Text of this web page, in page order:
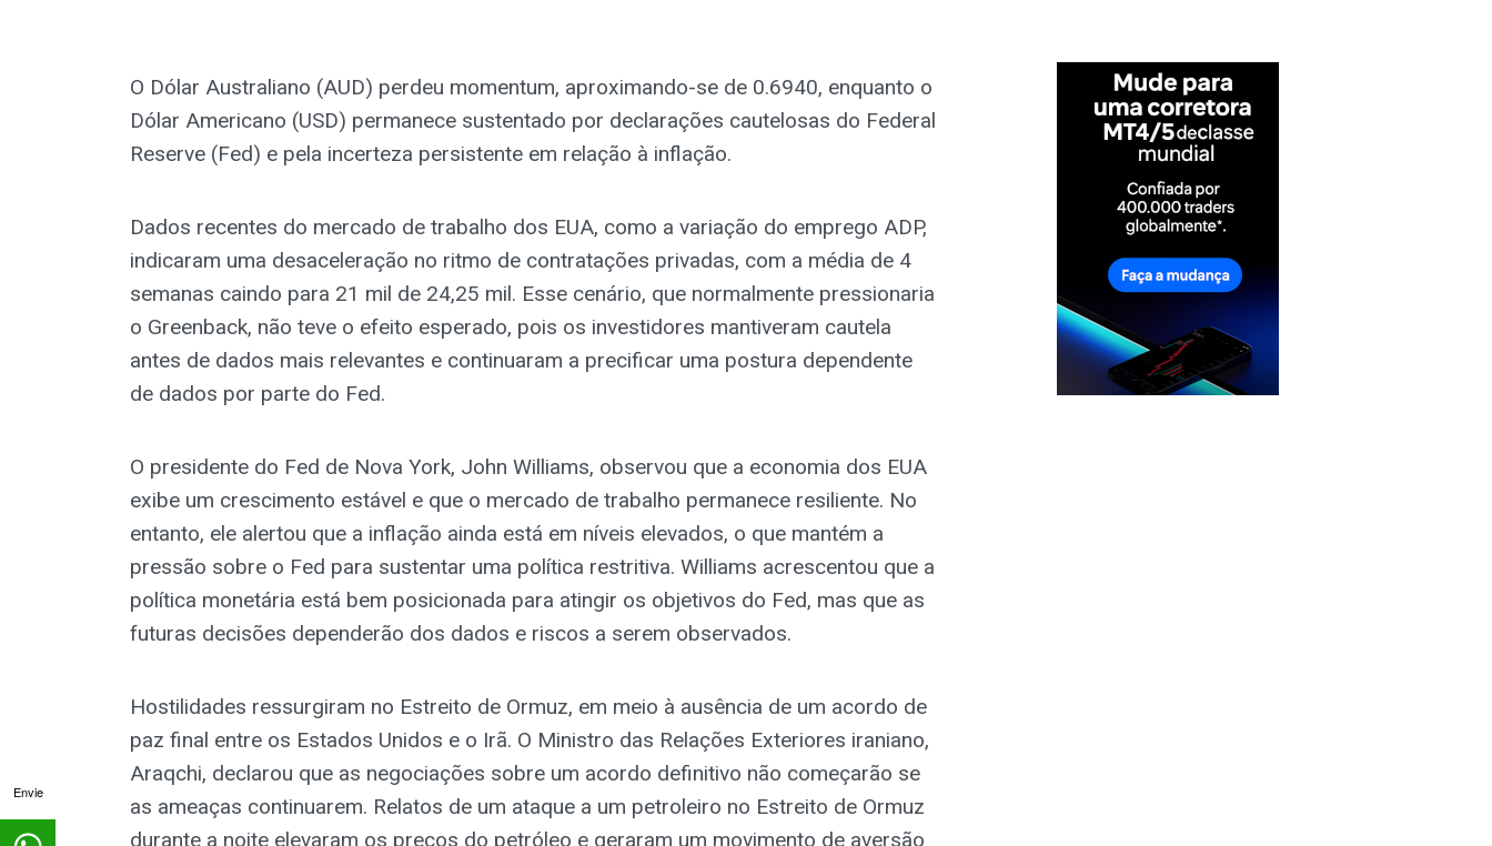
O Dólar Australiano (AUD) perdeu momentum, aproximando-se de 0.6940, enquanto o
Dólar Americano (USD) permanece sustentado por declarações cautelosas do Federal
Reserve (Fed) e pela incerteza persistente em relação à inflação.
Dados recentes do mercado de trabalho dos EUA, como a variação do emprego ADP,
indicaram uma desaceleração no ritmo de contratações privadas, com a média de 4
semanas caindo para 21 mil de 24,25 mil. Esse cenário, que normalmente pressionaria
o Greenback, não teve o efeito esperado, pois os investidores mantiveram cautela
antes de dados mais relevantes e continuaram a precificar uma postura dependente
de dados por parte do Fed.
O presidente do Fed de Nova York, John Williams, observou que a economia dos EUA
exibe um crescimento estável e que o mercado de trabalho permanece resiliente. No
entanto, ele alertou que a inflação ainda está em níveis elevados, o que mantém a
pressão sobre o Fed para sustentar uma política restritiva. Williams acrescentou que a
política monetária está bem posicionada para atingir os objetivos do Fed, mas que as
futuras decisões dependerão dos dados e riscos a serem observados.
Hostilidades ressurgiram no Estreito de Ormuz, em meio à ausência de um acordo de
paz final entre os Estados Unidos e o Irã. O Ministro das Relações Exteriores iraniano,
Araqchi, declarou que as negociações sobre um acordo definitivo não começarão se
as ameaças continuarem. Relatos de um ataque a um petroleiro no Estreito de Ormuz
durante a noite elevaram os preços do petróleo e geraram um movimento de aversão
Envie